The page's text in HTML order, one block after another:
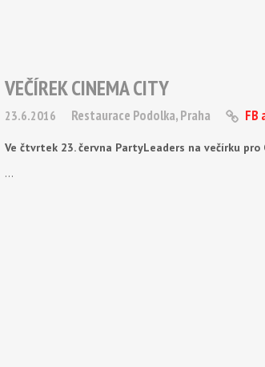
VEČÍREK CINEMA CITY
23.6.2016 Restaurace Podolka, Praha FB
Ve čtvrtek 23. června PartyLeaders na večírku pro
…